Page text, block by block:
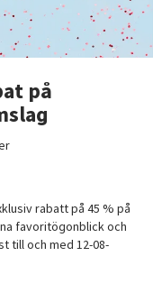
på
rabatt på 45 % på
favoritögonblick och
till och med 12-08-